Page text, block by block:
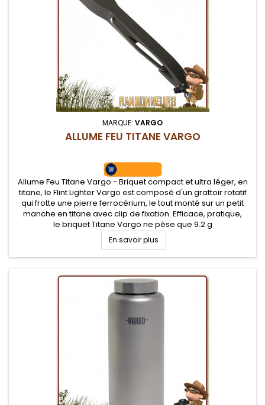
MARQUE: VARGO
ALLUME FEU TITANE VARGO
Allume Feu Titane Vargo - Briquet compact et ultra léger, en
titane, le Flint Lighter Vargo est composé d'un grattoir rotatif
qui frotte une pierre ferrocérium, le tout monté sur un petit
manche en titane avec clip de fixation. Efficace, pratique,
le briquet Titane Vargo ne pèse que 9.2 g
En savoir plus